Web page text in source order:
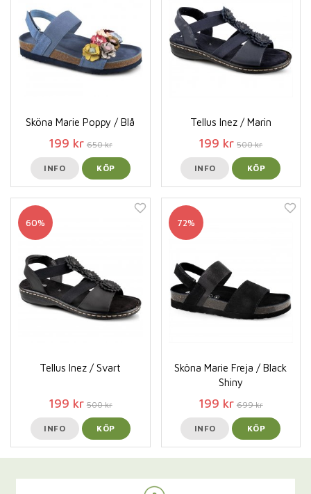
Sköna Marie Poppy / Blå
199 kr 650 kr
INFO KÖP
Tellus Inez / Marin
199 kr 500 kr
INFO KÖP
60%
Tellus Inez / Svart
199 kr 500 kr
INFO KÖP
72%
Sköna Marie Freja / Black
Shiny
199 kr 699 kr
INFO KÖP